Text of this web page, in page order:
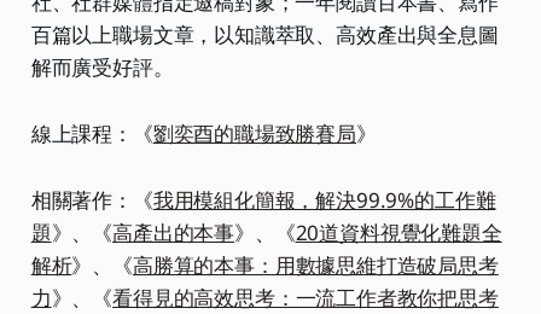
百篇以上職場文章，以知識萃取、高效產出與全息圖
解而廣受好評。
線上課程：《劉奕酉的職場致勝賽局》
相關著作：《我用模組化簡報，解決99.9%的工作難
題》、《高產出的本事》、《20道資料視覺化難題全
解析》、《高勝算的本事：用數據思維打造破局思考
力》、《看得見的高效思考：一流工作者教你把思考